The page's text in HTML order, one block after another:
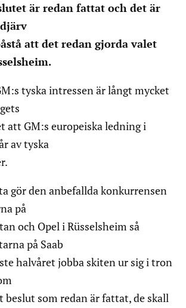
är redan fattat och det är
att det redan gjorda valet
tyska intressen är långt mycket
att GM:s europeiska ledning i
av tyska
gör den anbefallda konkurrensen
på
och Opel i Rüsselsheim så
på Saab
halvåret jobba skiten ur sig i tron
beslut som redan är fattat, de skall